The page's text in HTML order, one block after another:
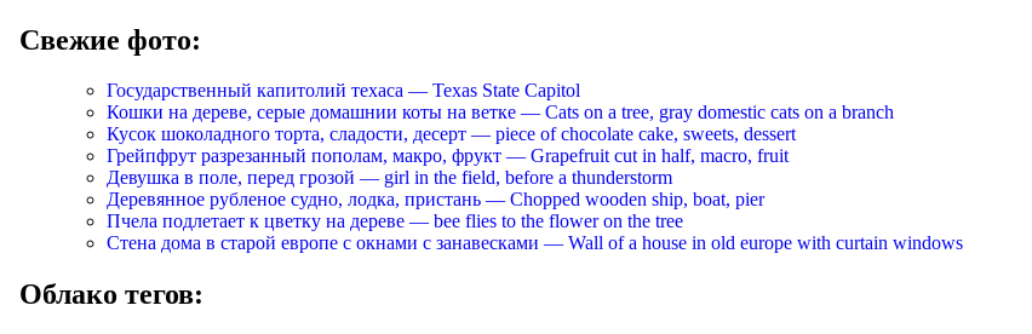
Свежие фото:
Государственный капитолий техаса — Texas State Capitol
Кошки на дереве, серые домашнии коты на ветке — Cats on a tree, gray domestic cats on a branch
Кусок шоколадного торта, сладости, десерт — piece of chocolate cake, sweets, dessert
Грейпфрут разрезанный пополам, макро, фрукт — Grapefruit cut in half, macro, fruit
Девушка в поле, перед грозой — girl in the field, before a thunderstorm
Деревянное рубленое судно, лодка, пристань — Chopped wooden ship, boat, pier
Пчела подлетает к цветку на дереве — bee flies to the flower on the tree
Стена дома в старой европе с окнами с занавесками — Wall of a house in old europe with curtain windows
Облако тегов: